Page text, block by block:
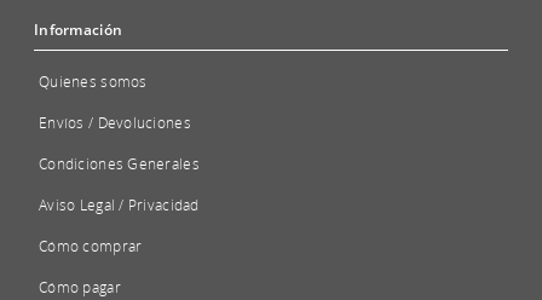
Información
Quienes somos
Envíos / Devoluciones
Condiciones Generales
Aviso Legal / Privacidad
Cómo comprar
Cómo pagar